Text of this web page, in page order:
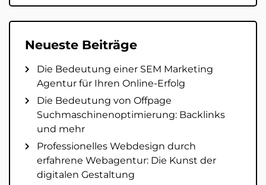
Neueste Beiträge
Die Bedeutung einer SEM Marketing
Agentur für Ihren Online-Erfolg
Die Bedeutung von Offpage
Suchmaschinenoptimierung: Backlinks
und mehr
Professionelles Webdesign durch
erfahrene Webagentur: Die Kunst der
digitalen Gestaltung